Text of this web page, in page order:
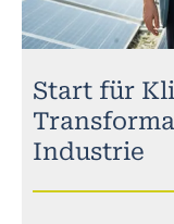
Start für
Industrie